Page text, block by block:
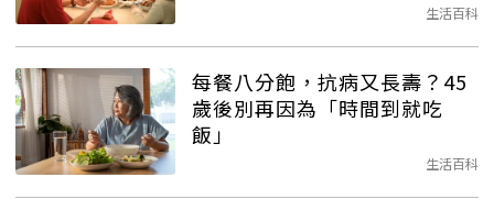
生活百科
每餐八分飽，抗病又長壽？45
歲後別再因為「時間到就吃
飯」
生活百科